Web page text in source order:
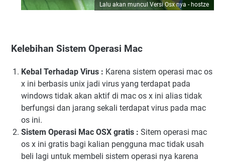
Lalu akan muncul Versi Osx nya - hostze
Kelebihan Sistem Operasi Mac
Kebal Terhadap Virus : Karena sistem operasi mac os
x ini berbasis unix jadi virus yang terdapat pada
windows tidak akan aktif di mac os x ini alias tidak
berfungsi dan jarang sekali terdapat virus pada mac
os ini.
Sistem Operasi Mac OSX gratis : Sitem operasi mac
os x ini gratis bagi kalian pengguna mac tidak usah
beli lagi untuk membeli sistem operasi nya karena